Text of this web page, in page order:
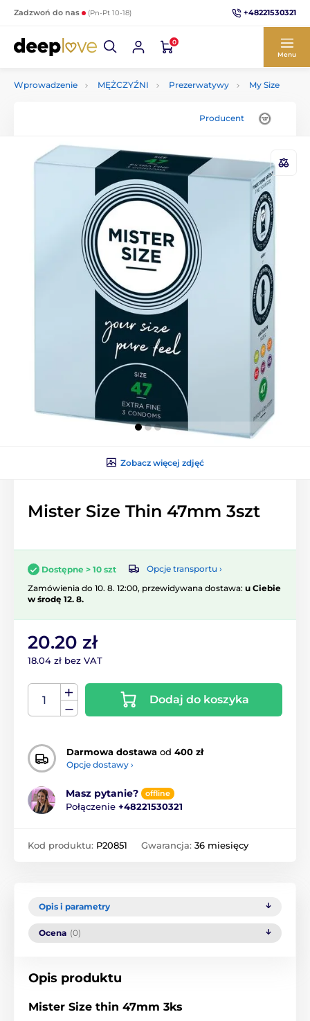
Zadzwoń do nas (Pn-Pt 10-18) +48221530321
0
Menu
Wprowadzenie MĘŻCZYŹNI Prezerwatywy My Size
Producent
Zobacz więcej zdjęć
Mister Size Thin 47mm 3szt
Dostępne > 10 szt
Opcje transportu ›
Zamówienia do 10. 8. 12:00, przewidywana dostawa: u Ciebie
w środę 12. 8.
20.20 zł
18.04 zł bez VAT
Dodaj do koszyka
Darmowa dostawa od 400 zł
Opcje dostawy ›
Masz pytanie? offline
Połączenie +48221530321
Kod produktu: P20851 Gwarancja: 36 miesięcy
Opis i parametry
Ocena (0)
Opis produktu
Mister Size thin 47mm 3ks